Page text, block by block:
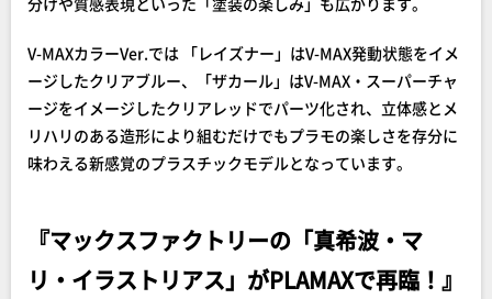
V-MAXカラーVer.では 「レイズナー」はV-MAX発動状態をイメ
ージしたクリアブルー、「ザカール」はV-MAX・スーパーチャ
ージをイメージしたクリアレッドでパーツ化され、立体感とメ
リハリのある造形により組むだけでもプラモの楽しさを存分に
味わえる新感覚のプラスチックモデルとなっています。
『マックスファクトリーの「真希波・マ
リ・イラストリアス」がPLAMAXで再臨！』